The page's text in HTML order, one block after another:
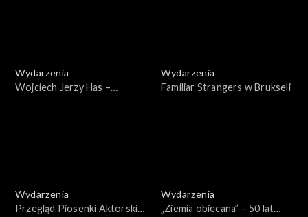
Wydarzenia
Wojciech Jerzy Has –
Wydarzenia
Familiar Strangers w Brukseli
Wydarzenia
Przegląd Piosenki Aktorskiej
Wydarzenia
„Ziemia obiecana” – 50 lat